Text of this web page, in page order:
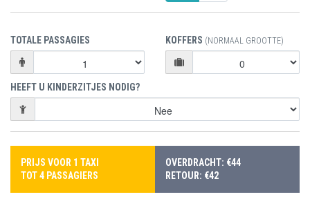
TOTALE PASSAGIES KOFFERS (NORMAAL GROOTTE)
HEEFT U KINDERZITJES NODIG?
PRIJS VOOR 1 TAXI
TOT 4 PASSAGIERS
OVERDRACHT: €44
RETOUR: €42